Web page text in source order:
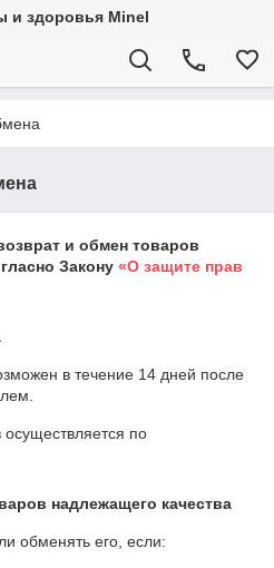
и здоровья Minel
и обмен товаров
Закону «О защите прав
в течение 14 дней после
осуществляется по
надлежащего качества
обменять его, если: